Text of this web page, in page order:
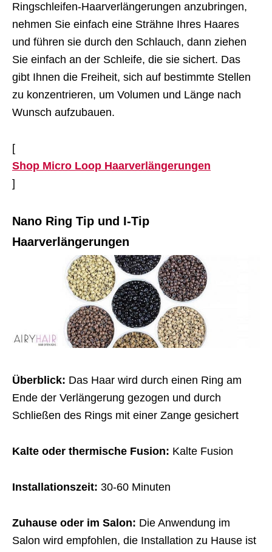
Ringschleifen-Haarverlängerungen anzubringen,
nehmen Sie einfach eine Strähne Ihres Haares
und führen sie durch den Schlauch, dann ziehen
Sie einfach an der Schleife, die sie sichert. Das
gibt Ihnen die Freiheit, sich auf bestimmte Stellen
zu konzentrieren, um Volumen und Länge nach
Wunsch aufzubauen.
[
Shop Micro Loop Haarverlängerungen
]
Nano Ring Tip und I-Tip
Haarverlängerungen
Überblick: Das Haar wird durch einen Ring am
Ende der Verlängerung gezogen und durch
Schließen des Rings mit einer Zange gesichert
Kalte oder thermische Fusion: Kalte Fusion
Installationszeit: 30-60 Minuten
Zuhause oder im Salon: Die Anwendung im
Salon wird empfohlen, die Installation zu Hause ist